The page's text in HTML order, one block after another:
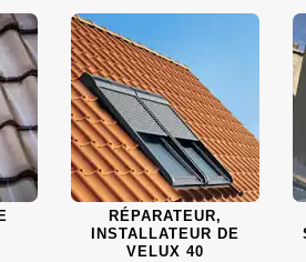
RÉPARATEUR,
INSTALLATEUR DE
VELUX 40